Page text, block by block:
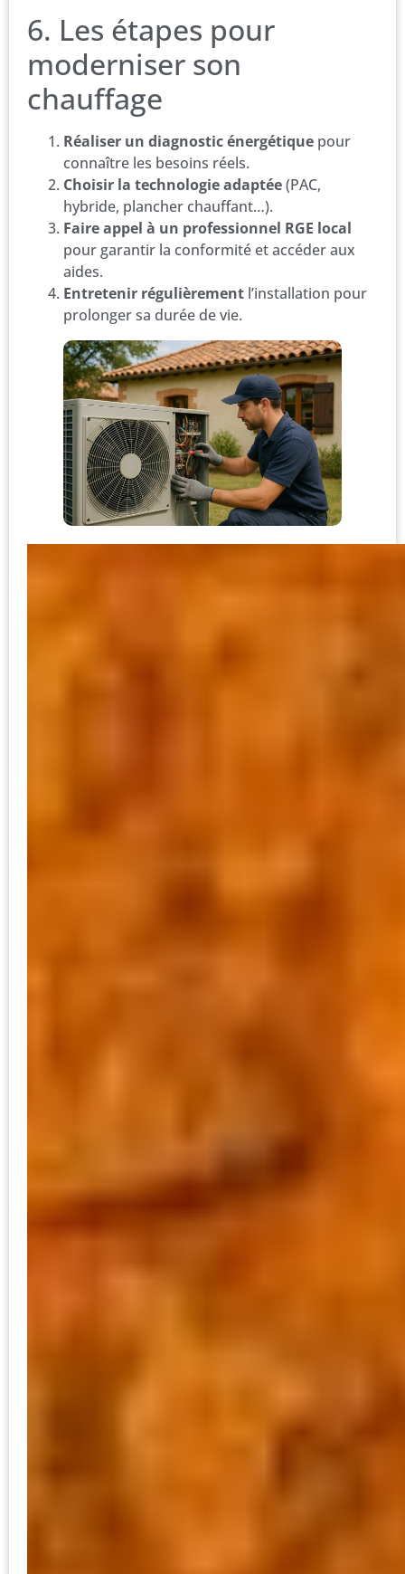
6. Les étapes pour
moderniser son
chauffage
Réaliser un diagnostic énergétique pour
connaître les besoins réels.
Choisir la technologie adaptée(PAC,
hybride, plancher chauffant…).
Faire appel à un professionnel RGE local
pour garantir la conformité et accéder aux
aides.
Entretenir régulièrement l’installation pour
prolonger sa durée de vie.